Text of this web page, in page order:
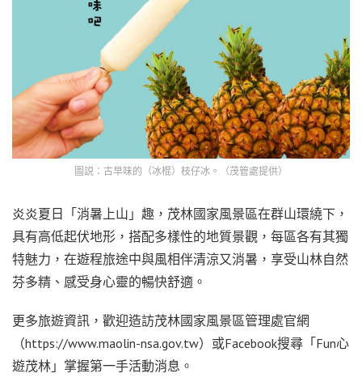
圖説：古早味的（冰棍）枝仔冰。（茂管處提供）
炎炎夏日「消暑上山」趣，茂林國家風景區在群山環繞下，
具有高低起伏地形，搭配多樣性的地質景觀，每區各有其獨
特魅力，在遊程旅途中與風相伴清涼又消暑，享受山林自然
芬多精、感受身心靈的暢快舒適。
更多旅遊資訊，歡迎造訪茂林國家風景區管理處官網
（https://www.maolin-nsa.gov.tw）或Facebook搜尋「Fun心
遊茂林」掌握第一手活動消息。